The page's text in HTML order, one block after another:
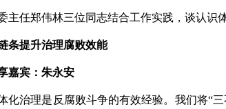
主任郑伟林三位同志结合工作实践，谈认识
条提升治理腐败效能
嘉宾：朱永安
化治理是反腐败斗争的有效经验。我们将“